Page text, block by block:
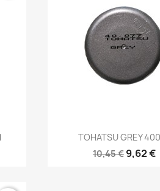
Anteprima
TOHATSU GREY
10,45 € 9,62 €